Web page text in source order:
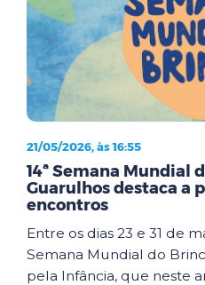
21/05/2026, às 16:55
14ª Semana Mundial
Guarulhos destaca a
encontros
Entre os dias 23 e 31 de
Semana Mundial do
pela Infância, que neste